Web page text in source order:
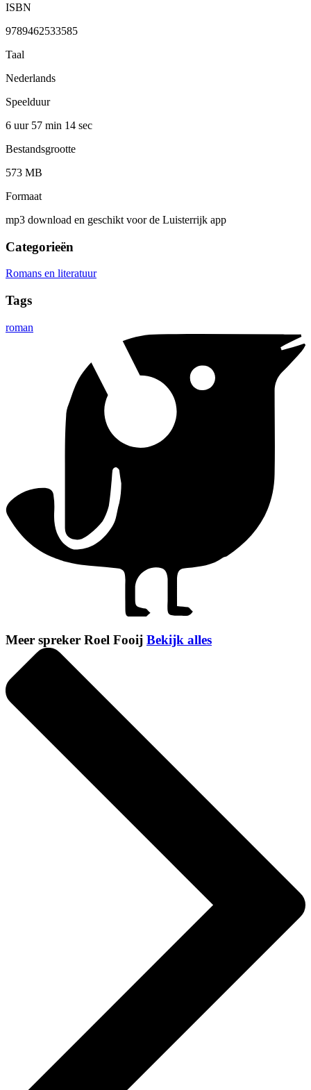
ISBN
9789462533585
Taal
Nederlands
Speelduur
6 uur 57 min 14 sec
Bestandsgrootte
573 MB
Formaat
mp3 download en geschikt voor de Luisterrijk app
Categorieën
Romans en literatuur
Tags
roman
Meer spreker Roel Fooij Bekijk alles